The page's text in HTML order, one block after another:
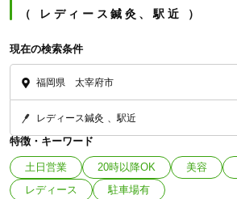
レディース鍼灸、駅近
現在の検索条件
福岡県 太宰府市
レディース鍼灸 駅近
特徴・キーワード
土日営業 20時以降OK 美容
レディース
駐車場有
「健康にはりを見た」